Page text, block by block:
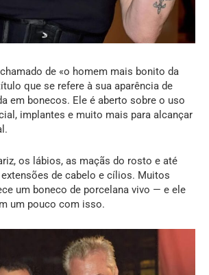
de «o homem mais bonito da
que se refere à sua aparência de
em bonecos. Ele é aberto sobre o uso
implantes e muito mais para alcançar
os lábios, as maçãs do rosto e até
de cabelo e cílios. Muitos
um boneco de porcelana vivo — e ele
um pouco com isso.